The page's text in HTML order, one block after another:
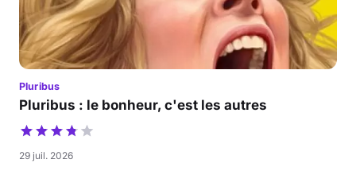
Pluribus
Pluribus : le bonheur, c'est les autres
29 juil. 2026